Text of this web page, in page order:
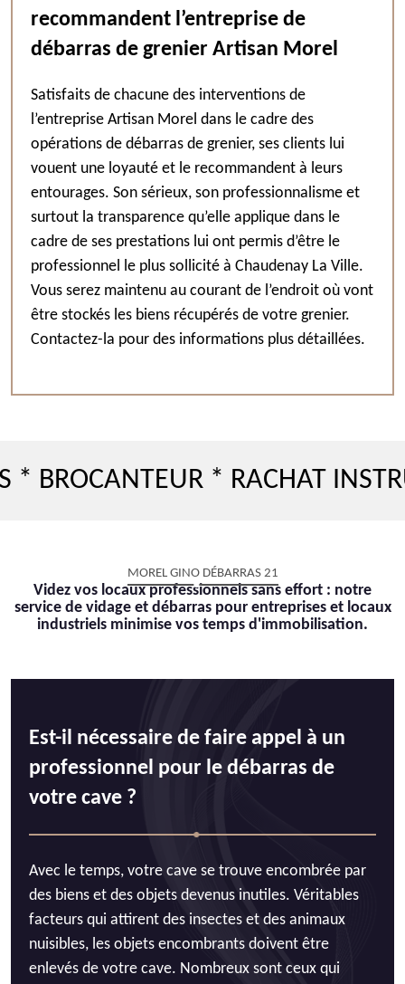
recommandent l’entreprise de
débarras de grenier Artisan Morel
Satisfaits de chacune des interventions de
l’entreprise Artisan Morel dans le cadre des
opérations de débarras de grenier, ses clients lui
vouent une loyauté et le recommandent à leurs
entourages. Son sérieux, son professionnalisme et
surtout la transparence qu’elle applique dans le
cadre de ses prestations lui ont permis d’être le
professionnel le plus sollicité à Chaudenay La Ville.
Vous serez maintenu au courant de l’endroit où vont
être stockés les biens récupérés de votre grenier.
Contactez-la pour des informations plus détaillées.
* RACHAT
MOREL GINO DÉBARRAS 21
Videz vos locaux professionnels sans effort : notre
service de vidage et débarras pour entreprises et locaux
industriels minimise vos temps d'immobilisation.
Est-il nécessaire de faire appel à un
professionnel pour le débarras de
votre cave ?
Avec le temps, votre cave se trouve encombrée par
des biens et des objets devenus inutiles. Véritables
facteurs qui attirent des insectes et des animaux
nuisibles, les objets encombrants doivent être
enlevés de votre cave. Nombreux sont ceux qui